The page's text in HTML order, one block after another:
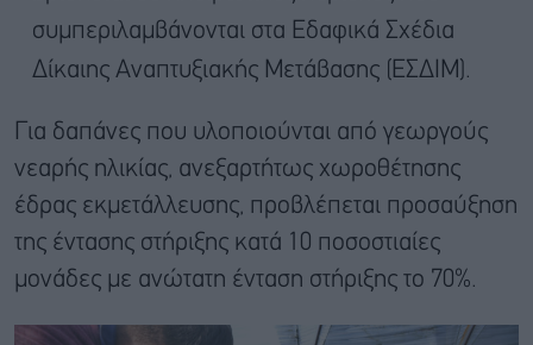
συμπεριλαμβάνονται στα Εδαφικά Σχέδια
Δίκαιης Αναπτυξιακής Μετάβασης (ΕΣΔΙΜ).
Για δαπάνες που υλοποιούνται από γεωργούς
νεαρής ηλικίας, ανεξαρτήτως χωροθέτησης
έδρας εκμετάλλευσης, προβλέπεται προσαύξηση
της έντασης στήριξης κατά 10 ποσοστιαίες
μονάδες με ανώτατη ένταση στήριξης το 70%.